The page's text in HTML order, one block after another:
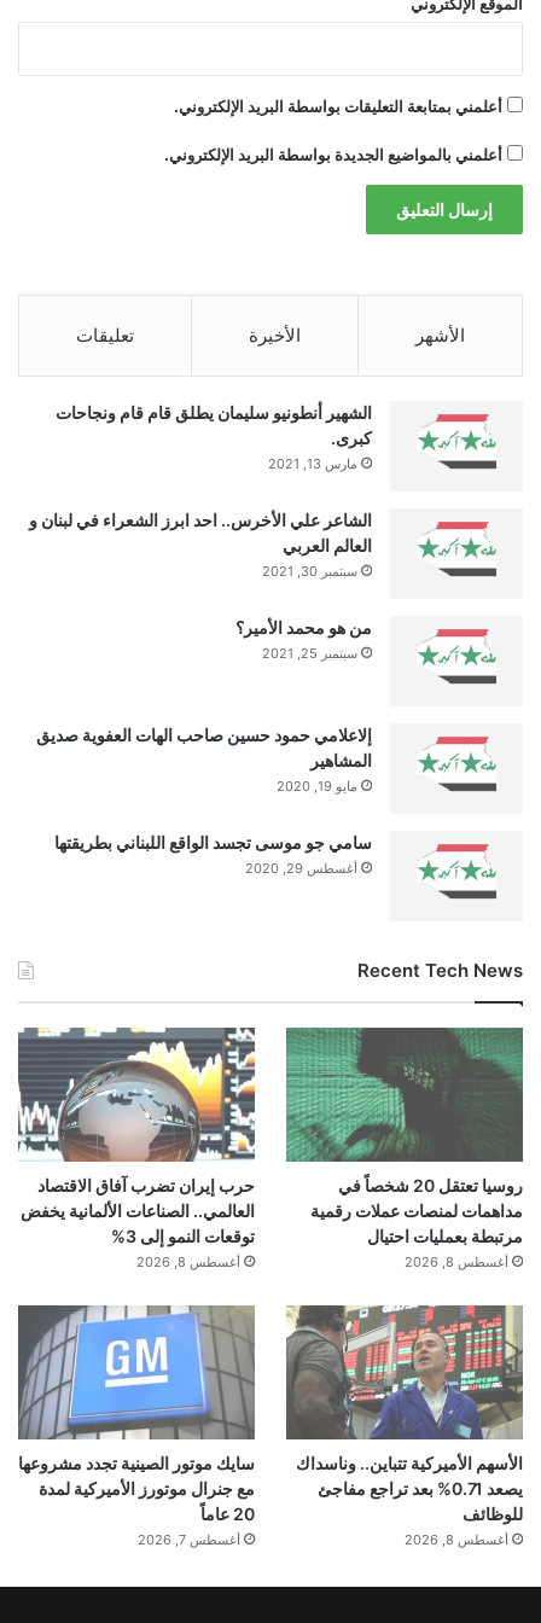
newsiraq.net — بين الغموض والتشويق.. عرض النحات لـ
باسل خياط ينطلق
main الغموض النحات
أعلمني بمتابعة التعليقات بواسطة البريد الإلكتروني.
أعلمني بالمواضيع الجديدة بواسطة البريد الإلكتروني.
الأشهر الأخيرة تعليقات
الشهير أنطونيو سليمان يطلق قام قام ونجاحات
كبرى.
مارس 13, 2021
الشاعر علي الأخرس.. احد ابرز الشعراء في لبنان و
العالم العربي
سبتمبر 30, 2021
من هو محمد الأمير؟
سبتمبر 25, 2021
إلاعلامي حمود حسين صاحب الهات العفوية صديق
المشاهير
مايو 19, 2020
سامي جو موسى تجسد الواقع اللبناني بطريقتها
أغسطس 29, 2020
Recent Tech News
روسيا تعتقل 20 شخصاً في
مداهمات لمنصات عملات رقمية
مرتبطة بعمليات احتيال
أغسطس 8, 2026
حرب إيران تضرب آفاق الاقتصاد
العالمي.. الصناعات الألمانية يخفض
توقعات النمو إلى 3%
أغسطس 8, 2026
الأسهم الأميركية تتباين.. وناسداك
يصعد 0.71% بعد تراجع مفاجئ
للوظائف
أغسطس 8, 2026
سايك موتور الصينية تجدد مشروعها
مع جنرال موتورز الأميركية لمدة
20 عاماً
أغسطس 7, 2026